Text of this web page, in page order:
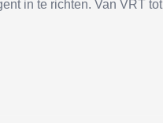
in te richten. Van VRT tot